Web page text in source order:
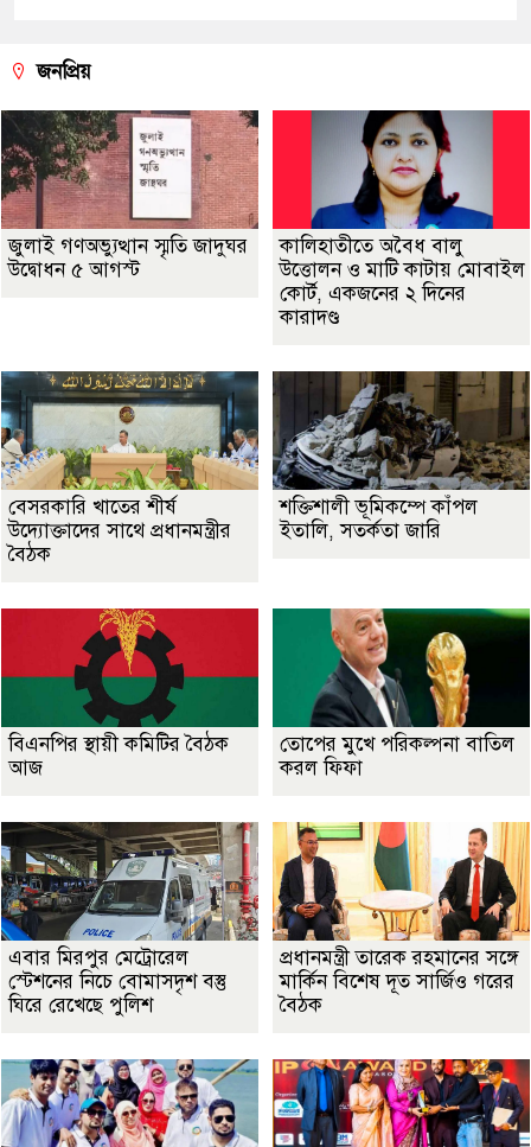
জনপ্রিয়
জুলাই গণঅভ্যুত্থান স্মৃতি জাদুঘর
উদ্বোধন ৫ আগস্ট
কালিহাতীতে অবৈধ বালু
উত্তোলন ও মাটি কাটায় মোবাইল
কোর্ট, একজনের ২ দিনের
কারাদণ্ড
বেসরকারি খাতের শীর্ষ
উদ্যোক্তাদের সাথে প্রধানমন্ত্রীর
বৈঠক
শক্তিশালী ভূমিকম্পে কাঁপল
ইতালি, সতর্কতা জারি
বিএনপির স্থায়ী কমিটির বৈঠক
আজ
তোপের মুখে পরিকল্পনা বাতিল
করল ফিফা
এবার মিরপুর মেট্রোরেল
স্টেশনের নিচে বোমাসদৃশ বস্তু
ঘিরে রেখেছে পুলিশ
প্রধানমন্ত্রী তারেক রহমানের সঙ্গে
মার্কিন বিশেষ দূত সার্জিও গরের
বৈঠক